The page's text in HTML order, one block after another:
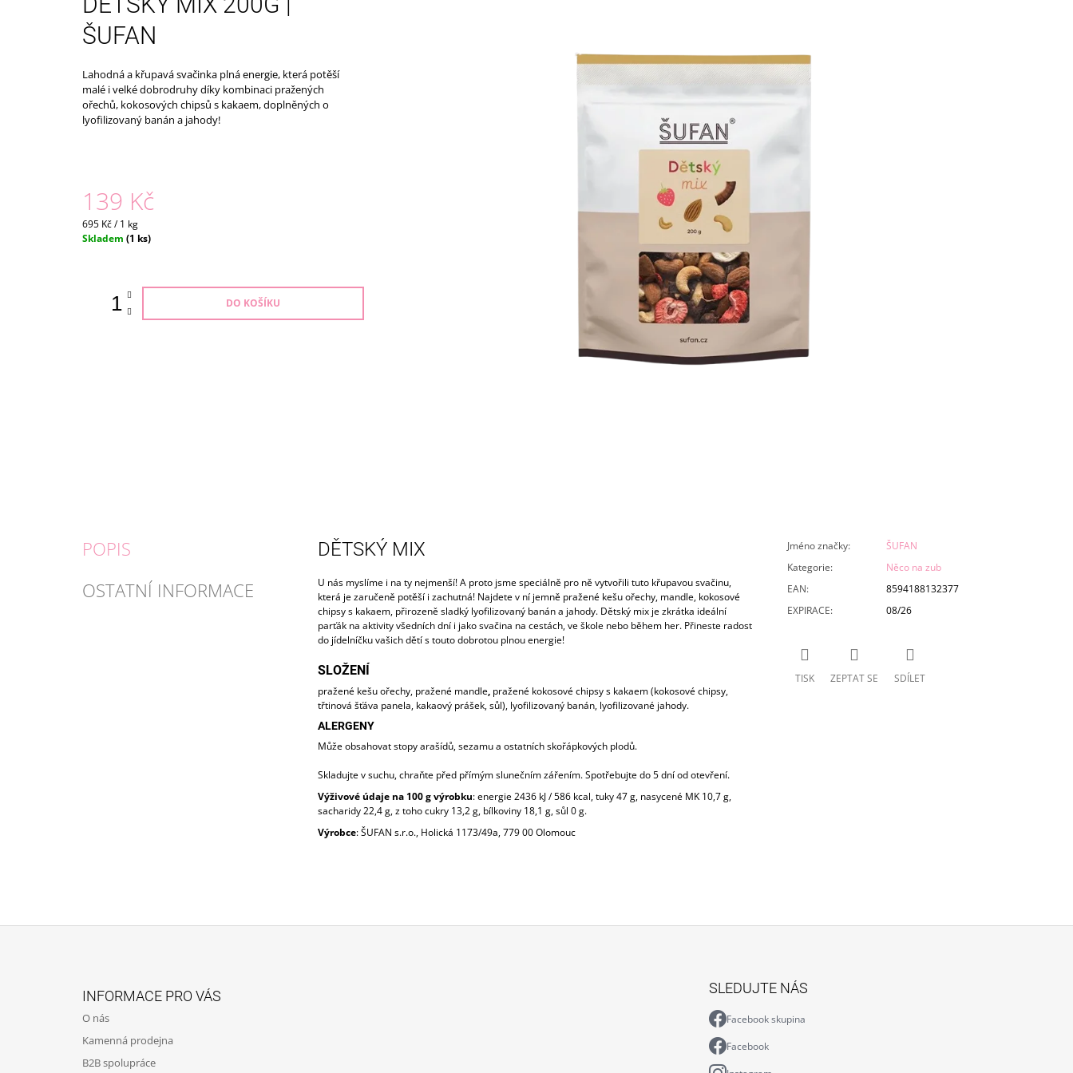
ŠUFAN
Lahodná a křupavá svačinka plná energie, která potěší
malé i velké dobrodruhy díky kombinaci pražených
ořechů, kokosových chipsů s kakaem, doplněných o
lyofilizovaný banán a jahody!
139 Kč
Měrná
cena:
695 Kč / 1 kg
Skladem (1 ks)
DO KOŠÍKU
POPIS
OSTATNÍ INFORMACE
DĚTSKÝ MIX
U nás myslíme i na ty nejmenší! A proto jsme speciálně pro ně vytvořili tuto křupavou svačinu,
která je zaručeně potěší i zachutná! Najdete v ní jemně pražené kešu ořechy, mandle, kokosové
chipsy s kakaem, přirozeně sladký lyofilizovaný banán a jahody. Dětský mix je zkrátka ideální
parťák na aktivity všedních dní i jako svačina na cestách, ve škole nebo během her. Přineste radost
do jídelníčku vašich dětí s touto dobrotou plnou energie!
SLOŽENÍ
pražené kešu ořechy, pražené mandle, pražené kokosové chipsy s kakaem (kokosové chipsy,
třtinová šťáva panela, kakaový prášek, sůl), lyofilizovaný banán, lyofilizované jahody.
ALERGENY
Může obsahovat stopy arašídů, sezamu a ostatních skořápkových plodů.
Skladujte v suchu, chraňte před přímým slunečním zářením. Spotřebujte do 5 dní od otevření.
Výživové údaje na 100 g výrobku: energie 2436 kJ / 586 kcal, tuky 47 g, nasycené MK 10,7 g,
sacharidy 22,4 g, z toho cukry 13,2 g, bílkoviny 18,1 g, sůl 0 g.
Výrobce: ŠUFAN s.r.o., Holická 1173/49a, 779 00 Olomouc
Jméno značky:
ŠUFAN
Kategorie:
Něco na zub
EAN:
8594188132377
EXPIRACE: 08/26
TISK ZEPTAT SE SDÍLET
399 Kč
INFORMACE PRO VÁS
O nás
Kamenná prodejna
B2B spolupráce
SLEDUJTE NÁS
Facebook skupina
Facebook